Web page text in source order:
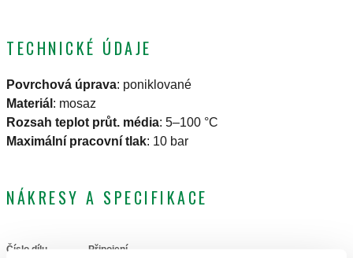
TECHNICKÉ ÚDAJE
Povrchová úprava: poniklované
Materiál : mosaz
Rozsah teplot průt. média: 5–100 °C
Maximální pracovní tlak: 10 bar
NÁKRESY A SPECIFIKACE
Číslo dílu Připojení